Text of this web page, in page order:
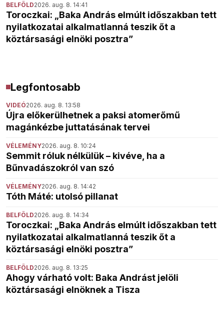
BELFÖLD2026. aug. 8. 14:41
Toroczkai: „Baka András elmúlt időszakban tett
nyilatkozatai alkalmatlanná teszik őt a
köztársasági elnöki posztra”
Legfontosabb
VIDEÓ2026. aug. 8. 13:58
Újra előkerülhetnek a paksi atomerőmű
magánkézbe juttatásának tervei
VÉLEMÉNY2026. aug. 8. 10:24
Semmit róluk nélkülük – kivéve, ha a
Bűnvadászokról van szó
VÉLEMÉNY2026. aug. 8. 14:42
Tóth Máté: utolsó pillanat
BELFÖLD2026. aug. 8. 14:34
Toroczkai: „Baka András elmúlt időszakban tett
nyilatkozatai alkalmatlanná teszik őt a
köztársasági elnöki posztra”
BELFÖLD2026. aug. 8. 13:25
Ahogy várható volt: Baka Andrást jelöli
köztársasági elnöknek a Tisza